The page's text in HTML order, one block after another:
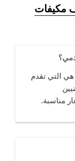
مكيفات
التي تقدم
مناسبة.